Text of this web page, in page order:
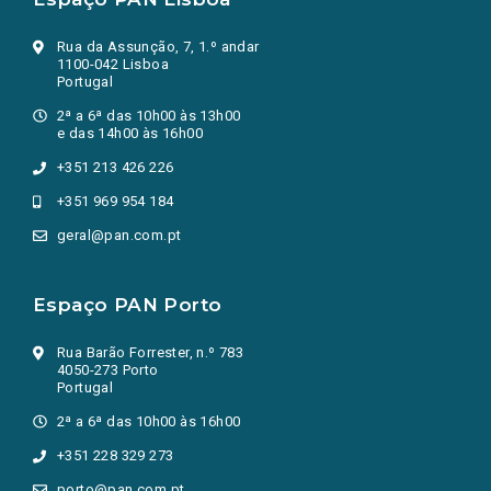
Rua da Assunção, 7, 1.º andar
1100-042 Lisboa
Portugal
2ª a 6ª das 10h00 às 13h00
e das 14h00 às 16h00
+351 213 426 226
+351 969 954 184
geral@pan.com.pt
Espaço PAN Porto
Rua Barão Forrester, n.º 783
4050-273 Porto
Portugal
2ª a 6ª das 10h00 às 16h00
+351 228 329 273